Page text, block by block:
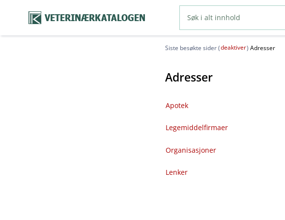
VETERINÆRKATALOGEN
Siste besøkte sider (deaktiver) Adresser
Adresser
Apotek
Legemiddelfirmaer
Organisasjoner
Lenker